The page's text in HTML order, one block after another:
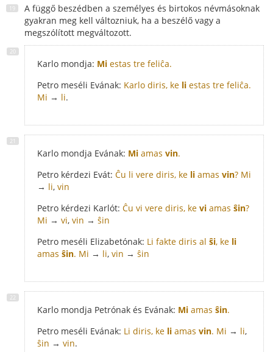
A függő beszédben a személyes és birtokos névmásoknak
gyakran meg kell változniuk, ha a beszélő vagy a
megszólított megváltozott.
Karlo mondja: Mi estas tre feliĉa.
Petro meséli Evának: Karlo diris, ke li estas tre feliĉa.
Mi → li.
Karlo mondja Evának: Mi amas vin.
Petro kérdezi Evát: Ĉu li vere diris, ke li amas vin? Mi
→ li, vin
Petro kérdezi Karlót: Ĉu vi vere diris, ke vi amas ŝin?
Mi → vi, vin → ŝin
Petro meséli Elizabetónak: Li fakte diris al ŝi, ke li
amas ŝin. Mi → li, vin → ŝin
Karlo mondja Petrónak és Evának: Mi amas ŝin.
Petro meséli Evának: Li diris, ke li amas vin. Mi → li,
ŝin → vin.